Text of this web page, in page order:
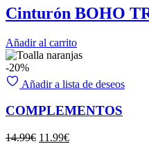
original
era:
actual
es:
Cinturón BOHO
Añadir al carrito
-20%
Añadir a lista de deseos
COMPLEMENTOS
14.99€ El
11.99€El